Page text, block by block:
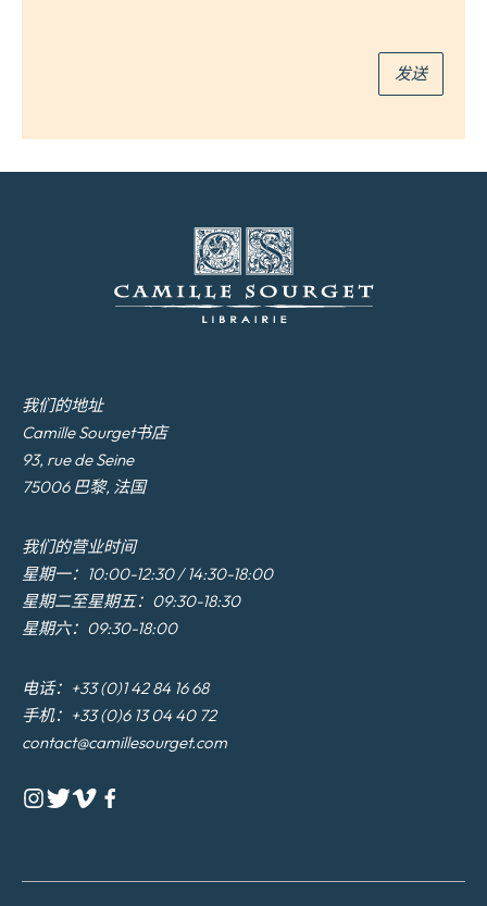
发送
我们的地址
Camille Sourget书店
93, rue de Seine
75006 巴黎, 法国
我们的营业时间
星期一：10:00-12:30 / 14:30-18:00
星期二至星期五：09:30-18:30
星期六：09:30-18:00
电话：+33 (0)1 42 84 16 68
手机：+33 (0)6 13 04 40 72
contact@camillesourget.com